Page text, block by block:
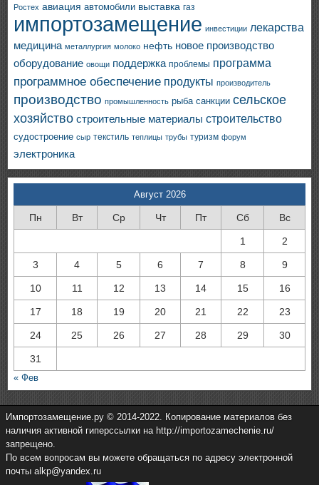
Ростех авиация автомобили выставка газ
импортозамещение инвестиции лекарства
медицина металлургия молоко нефть новое производство
оборудование овощи поддержка проблемы программа
программное обеспечение продукты производитель
производство промышленность рыба санкции сельское
хозяйство строительные материалы строительство
судостроение сыр текстиль теплицы трубы туризм форум
электроника
Август 2026
Пн Вт Ср Чт Пт Сб Вс
1 2
3 4 5 6 7 8 9
10 11 12 13 14 15 16
17 18 19 20 21 22 23
24 25 26 27 28 29 30
31
« Фев
Импортозамещение.ру © 2014-2022. Копирование материалов без
наличия активной гиперссылки на http://importozamechenie.ru/
запрещено.
По всем вопросам вы можете обращаться по адресу электронной
почты alkp@yandex.ru